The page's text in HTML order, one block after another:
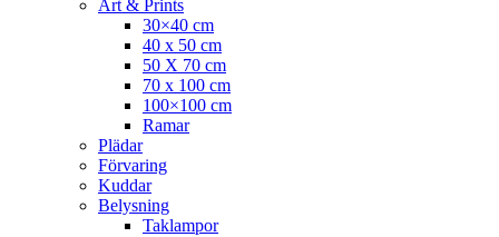
Art & Prints
30×40 cm
40 x 50 cm
50 X 70 cm
70 x 100 cm
100×100 cm
Ramar
Plädar
Förvaring
Kuddar
Belysning
Taklampor